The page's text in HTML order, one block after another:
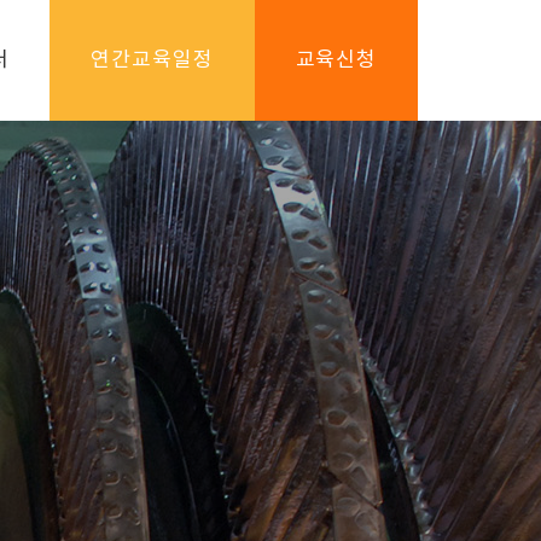
연간교육일정 교육신청